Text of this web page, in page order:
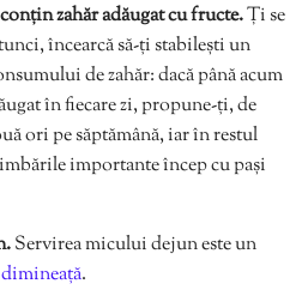
zahăr adăugat cu fructe.Ți se
încearcă să-ți stabilești un
de zahăr: dacă până acum
în fiecare zi, propune-ți, de
ori pe săptămână, iar în restul
importante încep cu pași
Servirea micului dejun este un
.